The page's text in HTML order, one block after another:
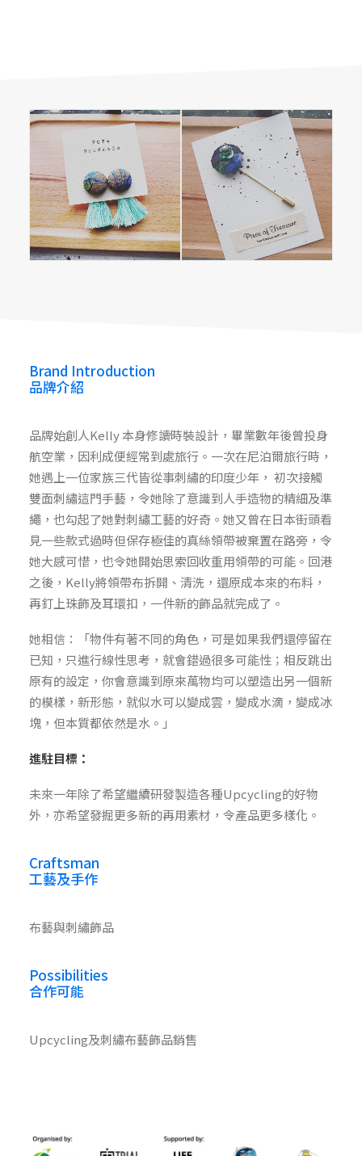
Piece of Teasure
piece.of.treasure
pot_handmade
Brand Introduction
品牌介紹
品牌始創人Kelly 本身修讀時裝設計，畢業數年後曾投身
航空業，因利成便經常到處旅行。一次在尼泊爾旅行時，
她遇上一位家族三代皆從事刺繡的印度少年， 初次接觸
雙面刺繡這門手藝，令她除了意識到人手造物的精細及準
繩，也勾起了她對刺繡工藝的好奇。她又曾在日本街頭看
見一些款式過時但保存極佳的真絲領帶被棄置在路旁，令
她大感可惜，也令她開始思索回收重用領帶的可能。回港
之後，Kelly將領帶布拆開、清洗，還原成本來的布料，
再釘上珠飾及耳環扣，一件新的飾品就完成了。
她相信：「物件有著不同的角色，可是如果我們還停留在
已知，只進行線性思考，就會錯過很多可能性；相反跳出
原有的設定，你會意識到原來萬物均可以塑造出另一個新
的模樣，新形態，就似水可以變成雲，變成水滴，變成冰
塊，但本質都依然是水。」
進駐目標：
未來一年除了希望繼續研發製造各種Upcycling的好物
外，亦希望發掘更多新的再用素材，令產品更多樣化。
Craftsman
工藝及手作
布藝與刺繡飾品
Possibilities
合作可能
Upcycling及刺繡布藝飾品銷售